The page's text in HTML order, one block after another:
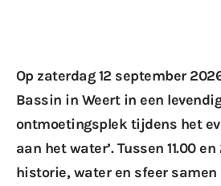
Op zaterdag 12 september
Bassin in Weert in een
ontmoetingsplek tijdens het
aan het water’. Tussen 11.00
historie, water en sfeer